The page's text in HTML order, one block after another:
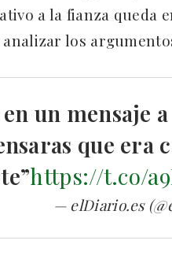
a la fianza queda
los
un mensaje
que era
https://t.co/
— elDiario.es